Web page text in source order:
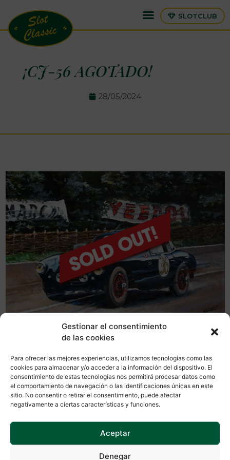
Gestionar el consentimiento
de las cookies
Para ofrecer las mejores experiencias, utilizamos tecnologías como las
cookies para almacenar y/o acceder a la información del dispositivo. El
consentimiento de estas tecnologías nos permitirá procesar datos como
el comportamiento de navegación o las identificaciones únicas en este
sitio. No consentir o retirar el consentimiento, puede afectar
negativamente a ciertas características y funciones.
Aceptar
Denegar
SLOTCLUB
¡CJ-56 AGOTADO!
28/05/2024
La serie de 400 unidades de nuestro nuevo modelo, CJ-
56 Frazer Nash Le Mans Coupé, se encuentra ya
totalmente reservada. Si estáis interesados en este
modelo pero no disponéis de reserva, podéis contactar
con alguno de nuestros distribuidores especializados:
https://slotclassic.com/distribuidores/
Os recordamos a todos los suscriptores de Slot Classic
que no es necesario confirmar vuestra reserva, ya que
está garantizada, y os iremos informando cuando vuestra